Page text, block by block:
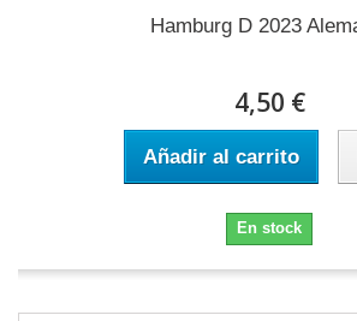
Hamburg D 2023
4,50 €
Añadir al carrito
En stock